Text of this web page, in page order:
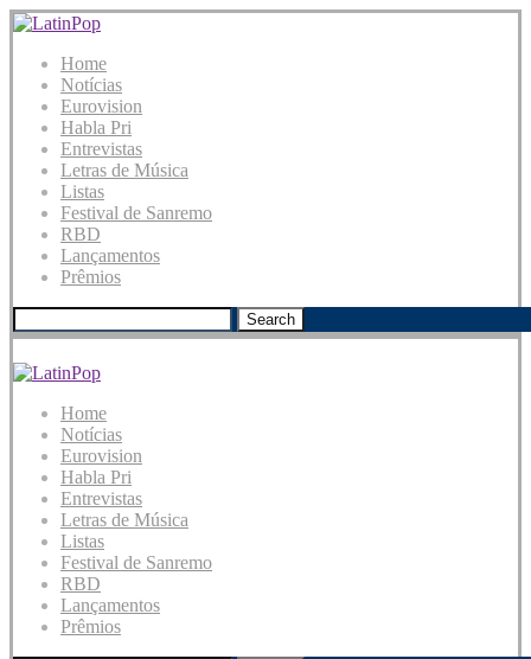
Home
Notícias
Eurovision
Habla Pri
Entrevistas
Letras de Música
Listas
Festival de Sanremo
RBD
Lançamentos
Prêmios
Search
Home
Notícias
Eurovision
Habla Pri
Entrevistas
Letras de Música
Listas
Festival de Sanremo
RBD
Lançamentos
Prêmios